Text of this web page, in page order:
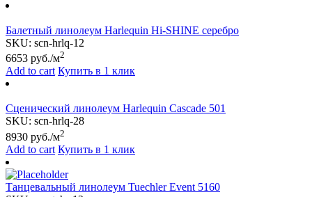
Балетный линолеум Harlequin Hi-SHINE серебро
SKU: scn-hrlq-12
6653 руб./м2
Add to cart Купить в 1 клик
Сценический линолеум Harlequin Cascade 501
SKU: scn-hrlq-28
8930 руб./м2
Add to cart Купить в 1 клик
Танцевальный линолеум Tuechler Event 5160